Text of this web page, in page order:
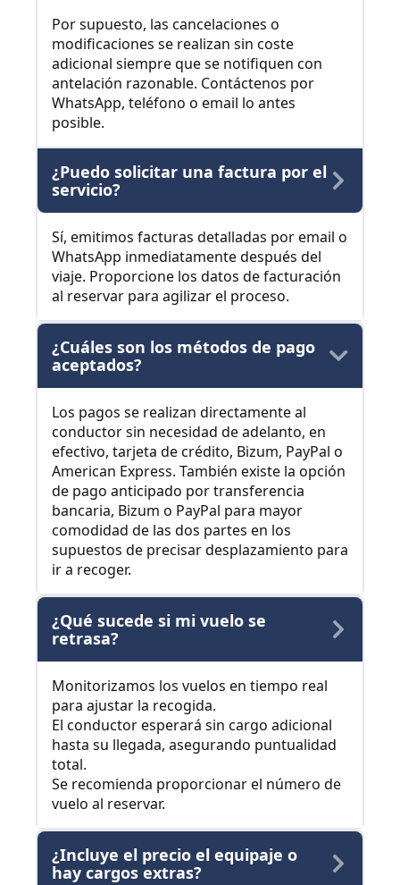
Por supuesto, las cancelaciones o
modificaciones se realizan sin coste
adicional siempre que se notifiquen con
antelación razonable. Contáctenos por
WhatsApp, teléfono o email lo antes
posible.
¿Puedo solicitar una factura por el
servicio?
Sí, emitimos facturas detalladas por email o
WhatsApp inmediatamente después del
viaje. Proporcione los datos de facturación
al reservar para agilizar el proceso.
¿Cuáles son los métodos de pago
aceptados?
Los pagos se realizan directamente al
conductor sin necesidad de adelanto, en
efectivo, tarjeta de crédito, Bizum, PayPal o
American Express. También existe la opción
de pago anticipado por transferencia
bancaria, Bizum o PayPal para mayor
comodidad de las dos partes en los
supuestos de precisar desplazamiento para
ir a recoger.
¿Qué sucede si mi vuelo se
retrasa?
Monitorizamos los vuelos en tiempo real
para ajustar la recogida.
El conductor esperará sin cargo adicional
hasta su llegada, asegurando puntualidad
total.
Se recomienda proporcionar el número de
vuelo al reservar.
¿Incluye el precio el equipaje o
hay cargos extras?